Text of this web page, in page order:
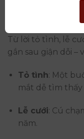
4: Nghi Thức
Từ lời tỏ tình, lễ
gắn sau giận dỗi –
Tỏ tình: Một
mắt dễ tìm
Lễ cưới: Cú
năm.